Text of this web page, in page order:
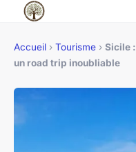
Accueil › Tourisme › Sicile
un road trip inoubliable